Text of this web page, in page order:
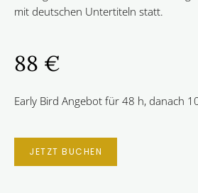
mit deutschen Untertiteln statt.
88 €
Early Bird Angebot für 48 h, danach
JETZT BUCHEN